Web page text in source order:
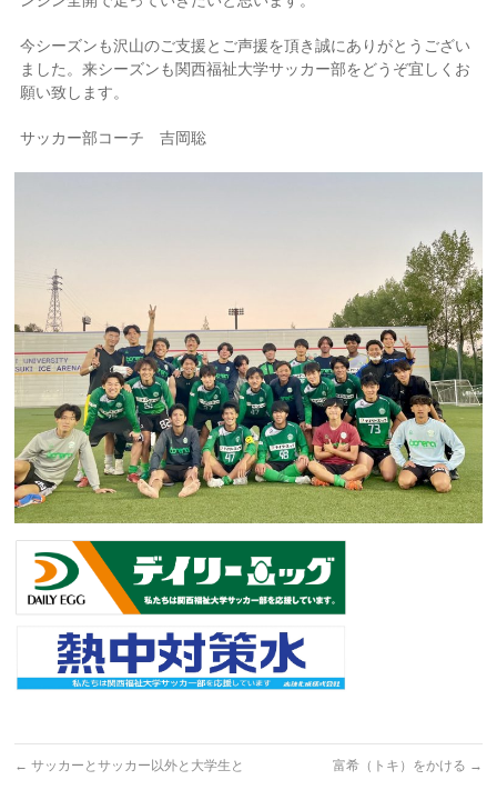
今シーズンも沢山のご支援とご声援を頂き誠にありがとうござい
ました。来シーズンも関西福祉大学サッカー部をどうぞ宜しくお
願い致します。
サッカー部コーチ 吉岡聡
← サッカーとサッカー以外と大学生と 富希（トキ）をかける →